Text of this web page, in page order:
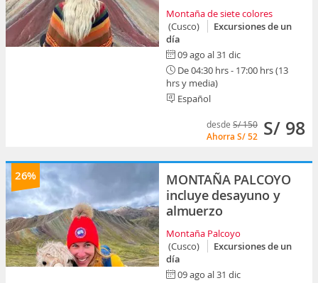
Montaña de siete colores
(Cusco)
Excursiones de un
día
09 ago al 31 dic
De 04:30 hrs - 17:00 hrs (13
hrs y media)
Español
desde S/ 150
Ahorra S/ 52 S/ 98
26%
MONTAÑA PALCOYO
incluye desayuno y
almuerzo
Montaña Palcoyo
(Cusco)
Excursiones de un
día
09 ago al 31 dic